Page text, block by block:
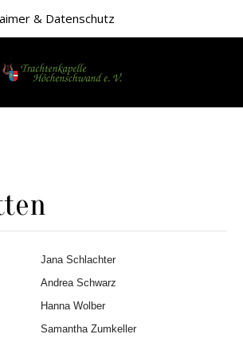
& Datenschutz
Jana Schlachter
Andrea Schwarz
Hanna Wolber
Samantha Zumkeller